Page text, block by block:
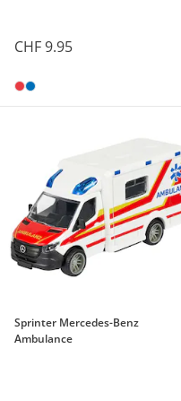
CHF 9.95
Sprinter Mercedes-Benz
Ambulance